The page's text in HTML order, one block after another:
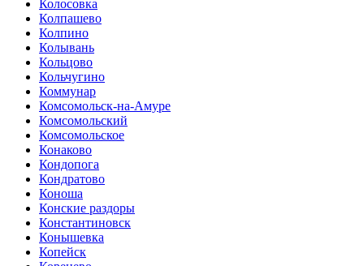
Колосовка
Колпашево
Колпино
Колывань
Кольцово
Кольчугино
Коммунар
Комсомольск-на-Амуре
Комсомольский
Комсомольское
Конаково
Кондопога
Кондратово
Коноша
Конские раздоры
Константиновск
Конышевка
Копейск